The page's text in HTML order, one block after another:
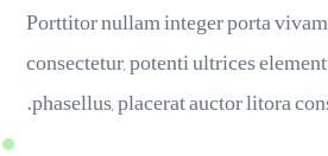
Porttitor nullam integer porta
consectetur, potenti ultrices
phasellus, placerat auctor litora